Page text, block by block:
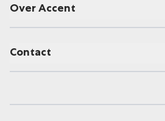
Over Accent
Contact